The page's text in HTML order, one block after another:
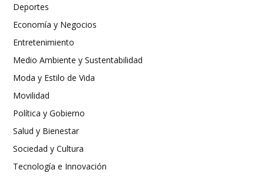
Deportes
Economía y Negocios
Entretenimiento
Medio Ambiente y Sustentabilidad
Moda y Estilo de Vida
Movilidad
Política y Gobierno
Salud y Bienestar
Sociedad y Cultura
Tecnología e Innovación